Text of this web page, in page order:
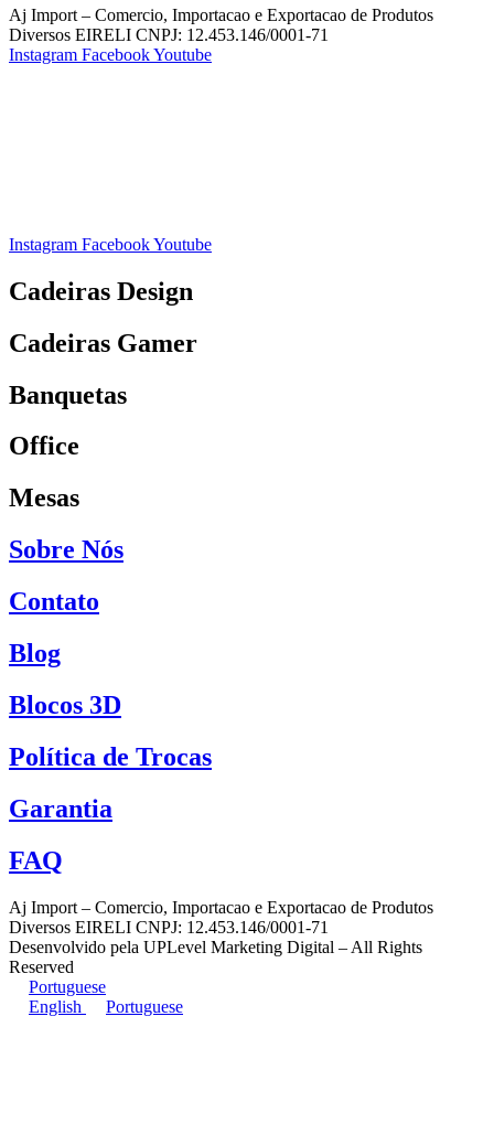
Aj Import – Comercio, Importacao e Exportacao de Produtos
Diversos EIRELI CNPJ: 12.453.146/0001-71
Instagram FacebookYoutube
Instagram FacebookYoutube
Cadeiras Design
Cadeiras Gamer
Banquetas
Office
Mesas
Sobre Nós
Contato
Blog
Blocos 3D
Política de Trocas
Garantia
FAQ
Aj Import – Comercio, Importacao e Exportacao de Produtos
Diversos EIRELI CNPJ: 12.453.146/0001-71
Desenvolvido pela UPLevel Marketing Digital – All Rights
Reserved
Portuguese
English
Portuguese